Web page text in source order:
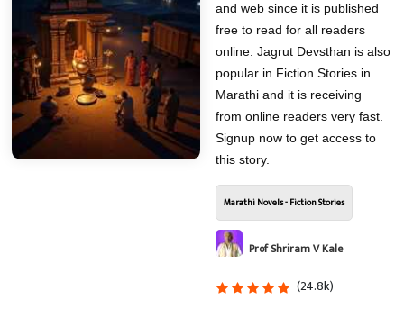
and web since it is published
free to read for all readers
online. Jagrut Devsthan is also
popular in Fiction Stories in
Marathi and it is receiving
from online readers very fast.
Signup now to get access to
this story.
Marathi Novels - Fiction Stories
Prof Shriram V Kale
(24.8k)